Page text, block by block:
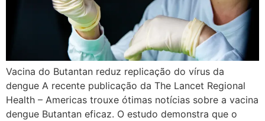
Vacina do Butantan reduz replicação do vírus da
dengue A recente publicação da The Lancet Regional
Health – Americas trouxe ótimas notícias sobre a vacina
dengue Butantan eficaz. O estudo demonstra que o